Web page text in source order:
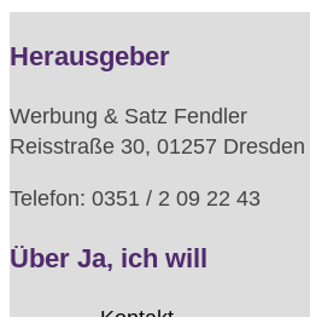
Herausgeber
Werbung & Satz Fendler
Reisstraße 30, 01257 Dresden
Telefon: 0351 / 2 09 22 43
Über Ja, ich will